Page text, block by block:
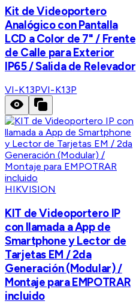
Kit de Videoportero
Analógico con Pantalla
LCD a Color de 7" / Frente
de Calle para Exterior
IP65 / Salida de Relevador
VI-K13PVI-K13P
HIKVISION
KIT de Videoportero IP
con llamada a App de
Smartphone y Lector de
Tarjetas EM / 2da
Generación (Modular) /
Montaje para EMPOTRAR
incluido